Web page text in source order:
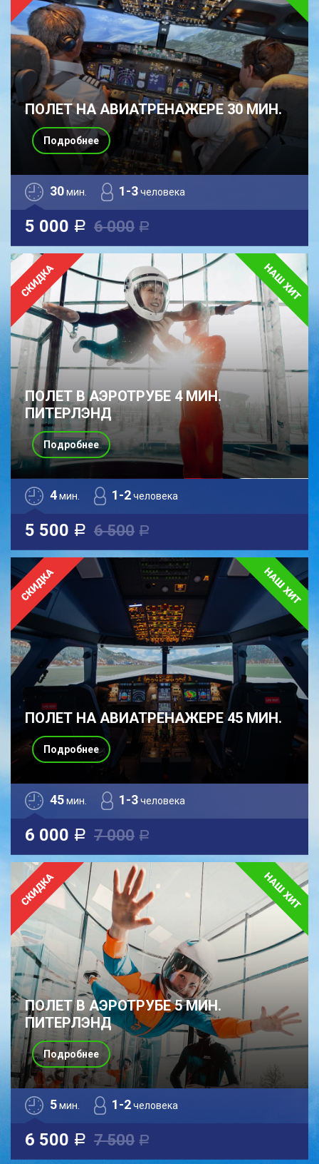
ПОЛЕТ НА АВИАТРЕНАЖЕРЕ 30 МИН.
30мин. 1-3человека
5 000 a 6 000 a
Подробнее
ПОЛЕТ В АЭРОТРУБЕ 4 МИН.
ПИТЕРЛЭНД
4мин. 1-2человека
5 500 a 6 500 a
Подробнее
ПОЛЕТ НА АВИАТРЕНАЖЕРЕ 45 МИН.
45мин. 1-3человека
6 000 a 7 000 a
Подробнее
ПОЛЕТ В АЭРОТРУБЕ 5 МИН.
ПИТЕРЛЭНД
5мин. 1-2человека
6 500 a 7 500 a
Подробнее